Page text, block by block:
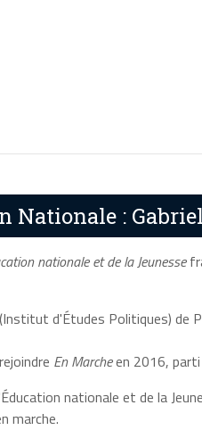
Nationale :
nationale et de la Jeunesse
d'Études Politiques) de
En Marcheen 2016, parti
nationale et de la
marche.